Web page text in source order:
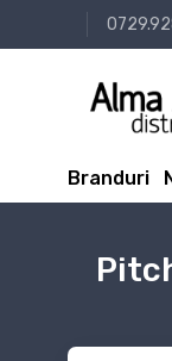
Branduri